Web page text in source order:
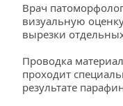
Врач
визуальную
вырезки
Проводка
проходит
результате